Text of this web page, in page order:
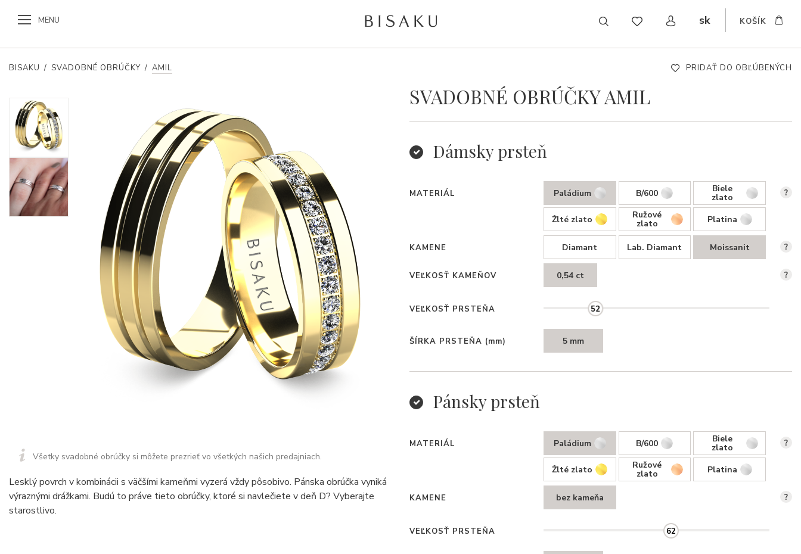
MENU sk
CZ EN DE
KOŠÍK
BISAKU / SVADOBNÉ OBRÚČKY / AMIL PRIDAŤ DO OBĽÚBENÝCH
Všetky svadobné obrúčky si môžete prezrieť vo všetkých našich predajniach.
Lesklý povrch v kombinácii s väčšími kameňmi vyzerá vždy pôsobivo. Pánska obrúčka vyniká
výraznými drážkami. Budú to práve tieto obrúčky, ktoré si navlečiete v deň D? Vyberajte
starostlivo.
SVADOBNÉ OBRÚČKY AMIL
Dámsky prsteň
MATERIÁL Paládium B/600 Biele
zlato
Žlté zlato
Ružové
zlato Platina
?
KAMENE Diamant Lab. Diamant Moissanit ?
VEĽKOSŤ KAMEŇOV 0,54 ct ?
VEĽKOSŤ PRSTEŇA 52
ŠÍRKA PRSTEŇA (mm) 5 mm
Pánsky prsteň
MATERIÁL Paládium B/600 Biele
zlato
Žlté zlato
Ružové
zlato Platina
?
KAMENE bez kameňa ?
VEĽKOSŤ PRSTEŇA 62